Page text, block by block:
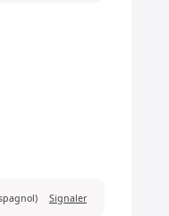
Signaler